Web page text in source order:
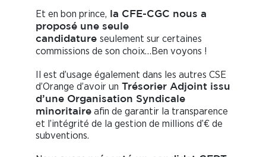
Et en bon prince, la CFE-CGC nous a
proposé une seule
candidature seulement sur certaines
commissions de son choix…Ben voyons !
Il est d’usage également dans les autres CSE
d’Orange d’avoir un Trésorier Adjoint issu
d’une Organisation Syndicale
minoritaire afin de garantir la transparence
et l’intégrité de la gestion de millions d’€ de
subventions.